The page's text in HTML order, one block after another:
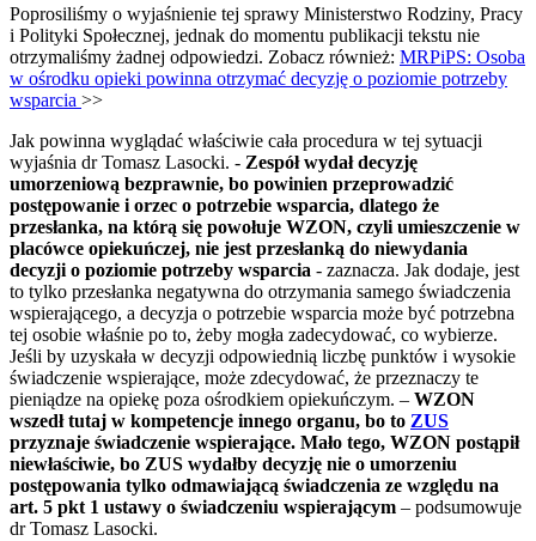
Poprosiliśmy o wyjaśnienie tej sprawy Ministerstwo Rodziny, Pracy
i Polityki Społecznej, jednak do momentu publikacji tekstu nie
otrzymaliśmy żadnej odpowiedzi. Zobacz również: MRPiPS: Osoba
w ośrodku opieki powinna otrzymać decyzję o poziomie potrzeby
wsparcia >>
Jak powinna wyglądać właściwie cała procedura w tej sytuacji
wyjaśnia dr Tomasz Lasocki. - Zespół wydał decyzję
umorzeniową bezprawnie, bo powinien przeprowadzić
postępowanie i orzec o potrzebie wsparcia, dlatego że
przesłanka, na którą się powołuje WZON, czyli umieszczenie w
placówce opiekuńczej, nie jest przesłanką do niewydania
decyzji o poziomie potrzeby wsparcia - zaznacza. Jak dodaje, jest
to tylko przesłanka negatywna do otrzymania samego świadczenia
wspierającego, a decyzja o potrzebie wsparcia może być potrzebna
tej osobie właśnie po to, żeby mogła zadecydować, co wybierze.
Jeśli by uzyskała w decyzji odpowiednią liczbę punktów i wysokie
świadczenie wspierające, może zdecydować, że przeznaczy te
pieniądze na opiekę poza ośrodkiem opiekuńczym. – WZON
wszedł tutaj w kompetencje innego organu, bo to ZUS
przyznaje świadczenie wspierające. Mało tego, WZON postąpił
niewłaściwie, bo ZUS wydałby decyzję nie o umorzeniu
postępowania tylko odmawiającą świadczenia ze względu na
art. 5 pkt 1 ustawy o świadczeniu wspierającym – podsumowuje
dr Tomasz Lasocki.